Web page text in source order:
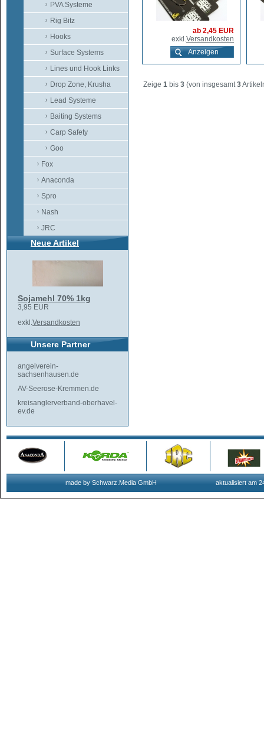
PVA Systeme
Rig Bitz
Hooks
Surface Systems
Lines und Hook Links
Drop Zone, Krusha
Lead Systeme
Baiting Systems
Carp Safety
Goo
Fox
Anaconda
Spro
Nash
JRC
Neue Artikel
Sojamehl 70% 1kg
3,95 EUR
exkl.Versandkosten
Unsere Partner
angelverein-
sachsenhausen.de
AV-Seerose-Kremmen.de
kreisanglerverband-oberhavel-
ev.de
ab 2,45 EUR
exkl.Versandkosten
Anzeigen
Zeige 1 bis 3 (von insgesamt3
made by Schwarz.Media GmbH aktualisiert am